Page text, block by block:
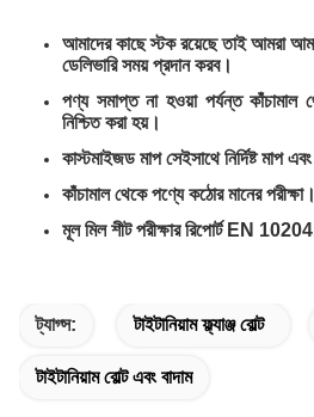
আমাদের কাছে স্টক রয়েছে তাই আমরা
ডেলিভারি সময় প্রদান করব।
পণ্য সমাপ্ত না হওয়া পর্যন্ত কাঁচামাল
নিশ্চিত করা হয়।
কাস্টমাইজড মাপ সেইসাথে নির্দিষ্ট মাপ
কাঁচামাল থেকে পণ্যে কঠোর মানের পরীক্ষা।
মূল মিল শীট পরীক্ষার রিপোর্ট EN
ট্যাগ্স: টাইটানিয়াম ফ্ল্যাঞ্জ বোল্ট
টাইটানিয়াম বোল্ট এবং বাদাম